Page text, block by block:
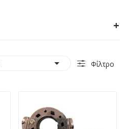
+
 Φίλτρο